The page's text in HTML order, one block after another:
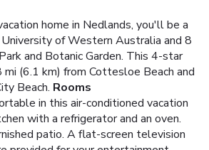
home in Nedlands, you'll be a
of Western Australia and 8
and Botanic Garden. This 4-star
mi (6.1 km) from Cottesloe Beach and
Beach. Rooms
in this air-conditioned vacation
with a refrigerator and an oven.
patio. A flat-screen television